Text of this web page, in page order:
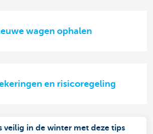
wagen ophalen
en risicoregeling
veilig in de winter met deze tips